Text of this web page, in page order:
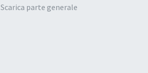
Scarica parte generale